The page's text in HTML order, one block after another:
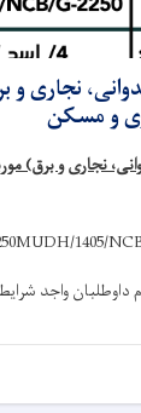
نجاری و
و مسکن
نجاری و برق)
MUDH/1405/
داوطلبان واجد